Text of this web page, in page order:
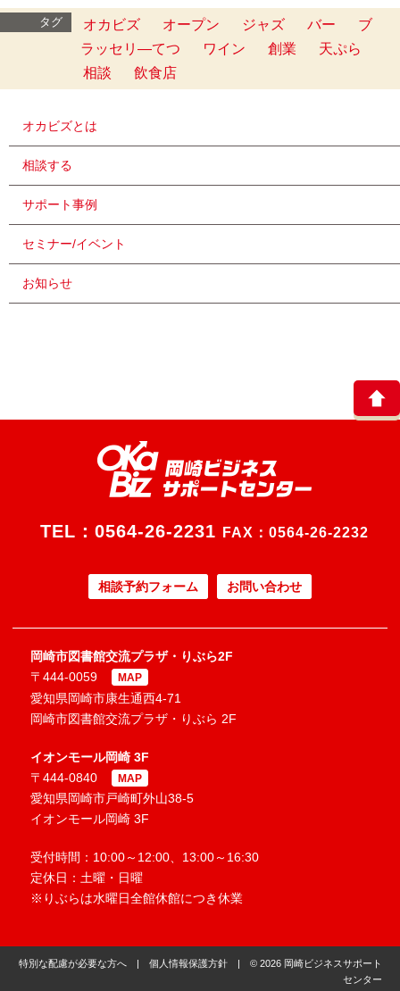
タグ オカビズ オープン ジャズ バー
ブ
ラッセリ―てつ
ワイン 創業
天ぷら
相談
飲食店
オカビズとは
相談する
サポート事例
セミナー/イベント
お知らせ
TEL： 0564-26-2231 FAX：0564-26-2232
相談予約フォーム お問い合わせ
岡崎市図書館交流プラザ・りぶら2F
〒444-0059
MAP
愛知県岡崎市康生通西4-71
岡崎市図書館交流プラザ・りぶら 2F
イオンモール岡崎 3F
〒444-0840
MAP
愛知県岡崎市戸崎町外山38-5
イオンモール岡崎 3F
受付時間：10:00～12:00、13:00～16:30
定休日：土曜・日曜
※りぶらは水曜日全館休館につき休業
特別な配慮が必要な方へ 個人情報保護方針 | © 2026 岡崎ビジネスサポート
センター